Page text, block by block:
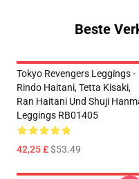
Beste
Tokyo Revengers Leggings -
Rindo Haitani, Tetta Kisaki,
Ran Haitani Und Shuji
Leggings RB01405
42,25 £$53.49